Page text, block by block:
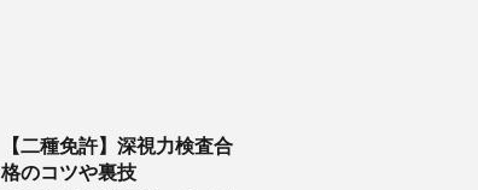
【二種免許】深視力検査合
格のコツや裏技